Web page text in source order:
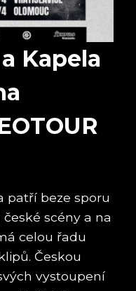
Kapela
patří beze sporu
scény a na
celou řadu
Českou
vystoupení